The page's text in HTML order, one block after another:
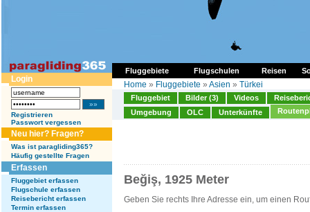
Fluggebiete Flugschulen Reisen
Login
Registrieren
Passwort vergessen
Neu hier? Fragen?
Was ist paragliding365?
Häufig gestellte Fragen
Erfassen
Fluggebiet erfassen
Flugschule erfassen
Reisebericht erfassen
Termin erfassen
Home » Fluggebiete » Asien » Türkei
Fluggebiet Bilder (3) Videos
Umgebung
OLC Unterkünfte
Beğiş, 1925 Meter
Geben Sie rechts Ihre Adresse ein, um einen